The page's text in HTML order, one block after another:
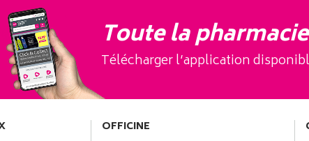
Toute la
Télécharger l’application
OFFICINE